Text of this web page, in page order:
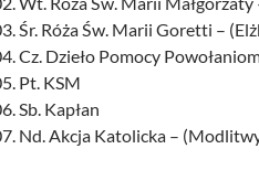
Śr. Róża Św. Marii Goretti –
Cz. Dzieło Pomocy
Pt. KSM
Sb. Kapłan
Nd. Akcja Katolicka –